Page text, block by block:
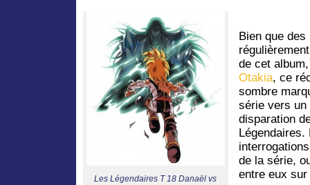
Les Légendaires T 18 Danaël vs
Bien que
de cet
Otakia, ce
sombre
série vers
disparation
de la série,
entre eux